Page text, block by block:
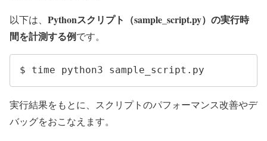
以下は、 Pythonスクリプト（sample_script.py）の実行時
間を計測する例です。
$ time python3 sample_script.py
実行結果をもとに、スクリプトのパフォーマンス改善やデ
バッグをおこなえます。